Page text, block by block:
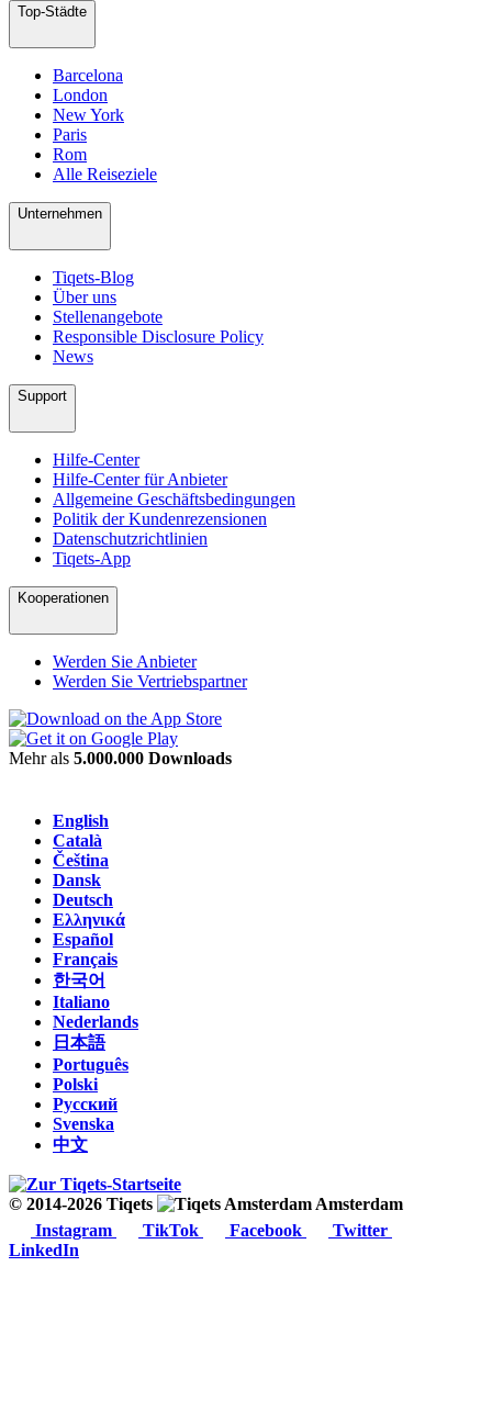
Top-Städte
Barcelona
London
New York
Paris
Rom
Alle Reiseziele
Unternehmen
Tiqets-Blog
Über uns
Stellenangebote
Responsible Disclosure Policy
News
Support
Hilfe-Center
Hilfe-Center für Anbieter
Allgemeine Geschäftsbedingungen
Politik der Kundenrezensionen
Datenschutzrichtlinien
Tiqets-App
Kooperationen
Werden Sie Anbieter
Werden Sie Vertriebspartner
Mehr als 5.000.000 Downloads
English
Català
Čeština
Dansk
Deutsch
Ελληνικά
Español
Français
한국어
Italiano
Nederlands
日本語
Português
Polski
Русский
Svenska
中文
© 2014-2026 Tiqets
Amsterdam
Instagram
TikTok Facebook
Twitter
LinkedIn